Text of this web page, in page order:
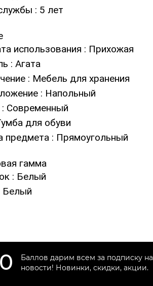
: 5 лет
использования : Прихожая
: Агата
: Мебель для хранения
: Напольный
: Современный
для обуви
предмета : Прямоугольный
гамма
: Белый
Белый
Баллов дарим всем за подписку на
новости! Новинки, скидки, акции.